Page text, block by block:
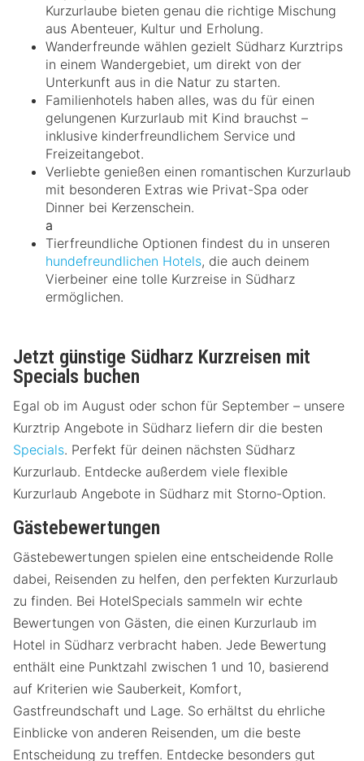
Kurzurlaube bieten genau die richtige Mischung
aus Abenteuer, Kultur und Erholung.
Wanderfreunde wählen gezielt Südharz Kurztrips
in einem Wandergebiet, um direkt von der
Unterkunft aus in die Natur zu starten.
Familienhotels haben alles, was du für einen
gelungenen Kurzurlaub mit Kind brauchst –
inklusive kinderfreundlichem Service und
Freizeitangebot.
Verliebte genießen einen romantischen Kurzurlaub
mit besonderen Extras wie Privat-Spa oder
Dinner bei Kerzenschein.
a
Tierfreundliche Optionen findest du in unseren
hundefreundlichen Hotels, die auch deinem
Vierbeiner eine tolle Kurzreise in Südharz
ermöglichen.
Jetzt günstige Südharz Kurzreisen mit
Specials buchen
Egal ob im August oder schon für September – unsere
Kurztrip Angebote in Südharz liefern dir die besten
Specials. Perfekt für deinen nächsten Südharz
Kurzurlaub. Entdecke außerdem viele flexible
Kurzurlaub Angebote in Südharz mit Storno-Option.
Gästebewertungen
Gästebewertungen spielen eine entscheidende Rolle
dabei, Reisenden zu helfen, den perfekten Kurzurlaub
zu finden. Bei HotelSpecials sammeln wir echte
Bewertungen von Gästen, die einen Kurzurlaub im
Hotel in Südharz verbracht haben. Jede Bewertung
enthält eine Punktzahl zwischen 1 und 10, basierend
auf Kriterien wie Sauberkeit, Komfort,
Gastfreundschaft und Lage. So erhältst du ehrliche
Einblicke von anderen Reisenden, um die beste
Entscheidung zu treffen. Entdecke besonders gut